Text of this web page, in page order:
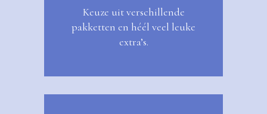
Keuze uit verschillende
pakketten en héél veel leuke
extra’s.